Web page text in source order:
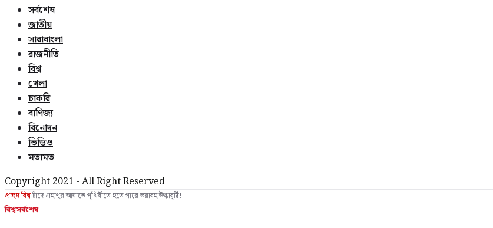
সর্বশেষ
জাতীয়
সারাবাংলা
রাজনীতি
বিশ্ব
খেলা
চাকরি
বাণিজ্য
বিনোদন
ভিডিও
মতামত
Copyright 2021 - All Right Reserved
প্রচ্ছদবিশ্বচাঁদে গ্রহাণুর আঘাতে পৃথিবীতে হতে পারে ভয়াবহ উল্কাবৃষ্টি!
বিশ্বসর্বশেষ